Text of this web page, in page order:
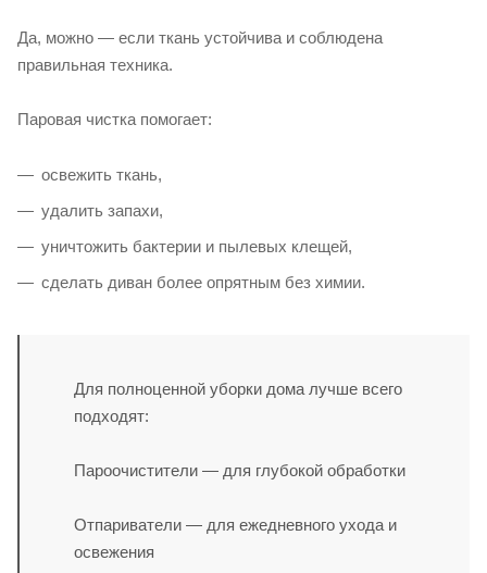
Да, можно — если ткань устойчива и соблюдена
правильная техника.
Паровая чистка помогает:
освежить ткань,
удалить запахи,
уничтожить бактерии и пылевых клещей,
сделать диван более опрятным без химии.
Для полноценной уборки дома лучше всего
подходят:
Пароочистители — для глубокой обработки
Отпариватели — для ежедневного ухода и
освежения